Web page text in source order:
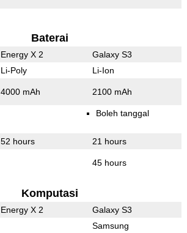
Baterai
Energy X 2 Galaxy S3
Li-Poly Li-Ion
4000 mAh 2100 mAh
Boleh tanggal
52 hours 21 hours
45 hours
Komputasi
Energy X 2 Galaxy S3
Samsung